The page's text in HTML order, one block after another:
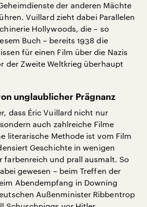
der anderen Mächte
Vuillard zieht dabei Parallelen
Hollywoods, die – so
Buch – bereits 1938 die
für einen Film über die Nazis
der Zweite Weltkrieg überhaupt
unglaublicher Prägnanz
dass Éric Vuillard nicht nur
auch zahlreiche Filme
literarische Methode ist vom Film
Geschichte in wenigen
farbenreich und prall ausmalt. So
gewesen – beim Treffen der
Abendempfang in Downing
Außenminister Ribbentrop